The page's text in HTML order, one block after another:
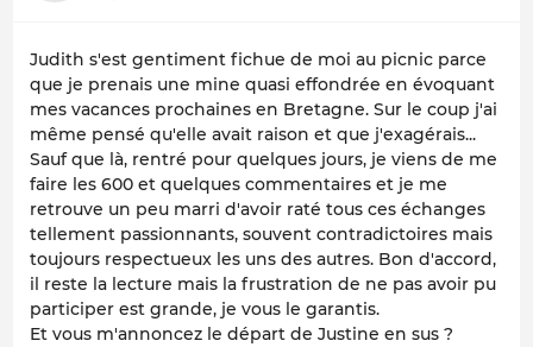
Judith s'est gentiment fichue de moi au picnic parce
que je prenais une mine quasi effondrée en évoquant
mes vacances prochaines en Bretagne. Sur le coup j'ai
même pensé qu'elle avait raison et que j'exagérais...
Sauf que là, rentré pour quelques jours, je viens de me
faire les 600 et quelques commentaires et je me
retrouve un peu marri d'avoir raté tous ces échanges
tellement passionnants, souvent contradictoires mais
toujours respectueux les uns des autres. Bon d'accord,
il reste la lecture mais la frustration de ne pas avoir pu
participer est grande, je vous le garantis.
Et vous m'annoncez le départ de Justine en sus ?